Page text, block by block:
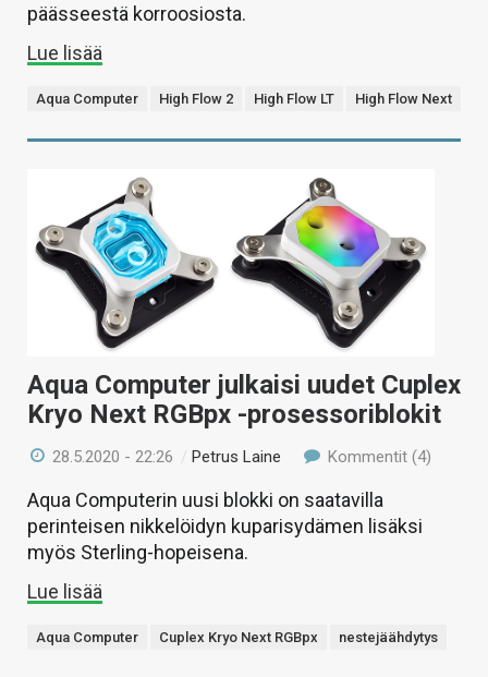
päässeestä korroosiosta.
Lue lisää
Aqua Computer High Flow 2 High Flow LT High Flow Next
Aqua Computer julkaisi uudet Cuplex
Kryo Next RGBpx -prosessoriblokit
28.5.2020 - 22:26 / Petrus Laine Kommentit (4)
Aqua Computerin uusi blokki on saatavilla
perinteisen nikkelöidyn kuparisydämen lisäksi
myös Sterling-hopeisena.
Lue lisää
Aqua Computer Cuplex Kryo Next RGBpx nestejäähdytys